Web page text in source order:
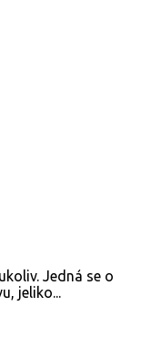
Jedná se o
jeliko...